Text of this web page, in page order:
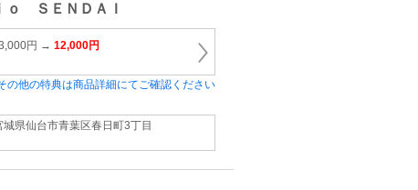
ｏ ＳＥＮＤＡＩ
円 → 12,000円
の他の特典は商品詳細にてご確認ください
城県仙台市青葉区春日町3丁目